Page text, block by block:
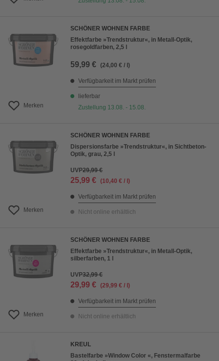
Merken
SCHÖNER WOHNEN FARBE
Effektfarbe »Trendstruktur«, in Metall-Optik,
rosegoldfarben, 2,5 l
59,99 € (24,00 € / l)
Verfügbarkeit im Markt prüfen
lieferbar
Zustellung 13.08. - 15.08.
Merken
SCHÖNER WOHNEN FARBE
Dispersionsfarbe »Trendstruktur«, in Sichtbeton-
Optik, grau, 2,5 l
UVP29,99 €
25,99 € (10,40 € / l)
Verfügbarkeit im Markt prüfen
Nicht online erhältlich
Merken
SCHÖNER WOHNEN FARBE
Effektfarbe »Trendstruktur«, in Metall-Optik,
silberfarben, 1 l
UVP32,99 €
29,99 € (29,99 € / l)
Verfügbarkeit im Markt prüfen
Nicht online erhältlich
KREUL
Bastelfarbe »Window Color «, Fenstermalfarbe